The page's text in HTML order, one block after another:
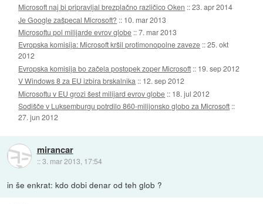
Microsoft naj bi pripravljal brezplačno različico Oken ::23. apr 2014
Je Google zašpecal Microsoft? :: 10. mar 2013
Microsoftu pol milijarde evrov globe ::7. mar 2013
Evropska komisija: Microsoft kršil protimonopolne zaveze ::25. okt
2012
Evropska komisija bo začela postopek zoper Microsoft :: 19. sep 2012
V Windows 8 za EU izbira brskalnika :: 12. sep 2012
Microsoftu v EU grozi šest milijard evrov globe :: 18. jul 2012
Sodišče v Luksemburgu potrdilo 860-milijonsko globo za Microsoft ::
27. jun 2012
mirancar
::3. mar 2013, 17:54
in še enkrat: kdo dobi denar od teh glob ?